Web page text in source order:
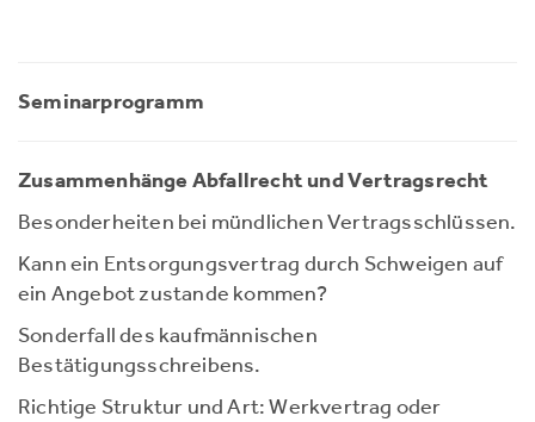
Seminarprogramm
Zusammenhänge Abfallrecht und Vertragsrecht
Besonderheiten bei mündlichen Vertragsschlüssen.
Kann ein Entsorgungsvertrag durch Schweigen auf
ein Angebot zustande kommen?
Sonderfall des kaufmännischen
Bestätigungsschreibens.
Richtige Struktur und Art: Werkvertrag oder